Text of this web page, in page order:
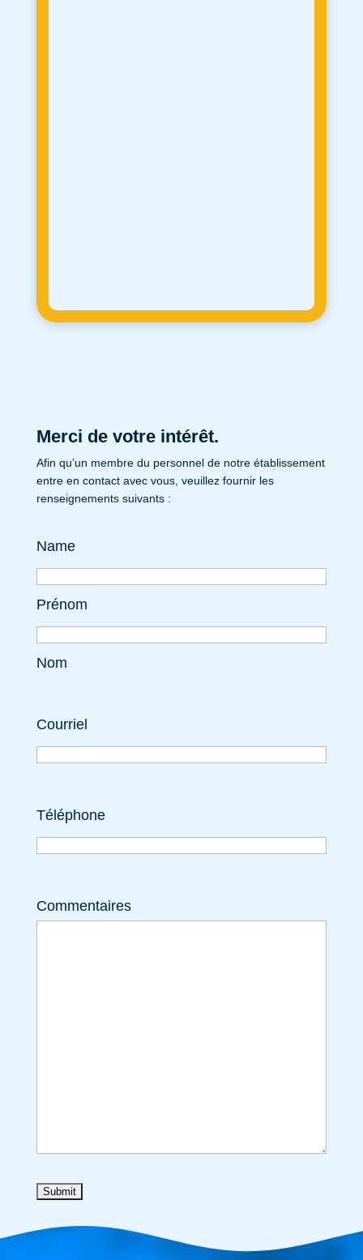
Merci de votre intérêt.
Afin qu’un membre du personnel de notre établissement
entre en contact avec vous, veuillez fournir les
renseignements suivants :
Name
Prénom
Nom
Courriel
Téléphone
Commentaires